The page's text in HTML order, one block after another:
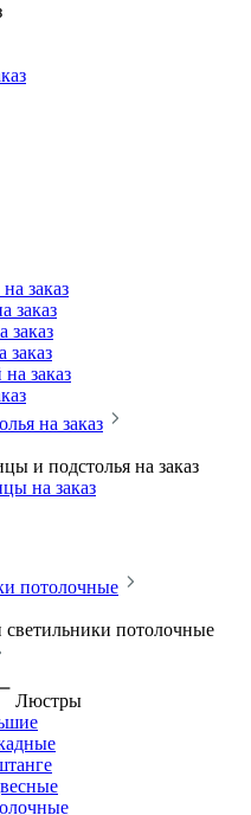
заказ
заказ
заказ
заказ
заказ
на заказ
и подстолья на заказ
на заказ
потолочные
потолочные
Люстры